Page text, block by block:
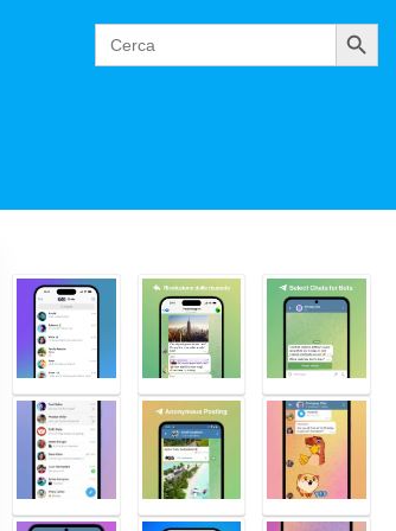
Search
for:
Cerca